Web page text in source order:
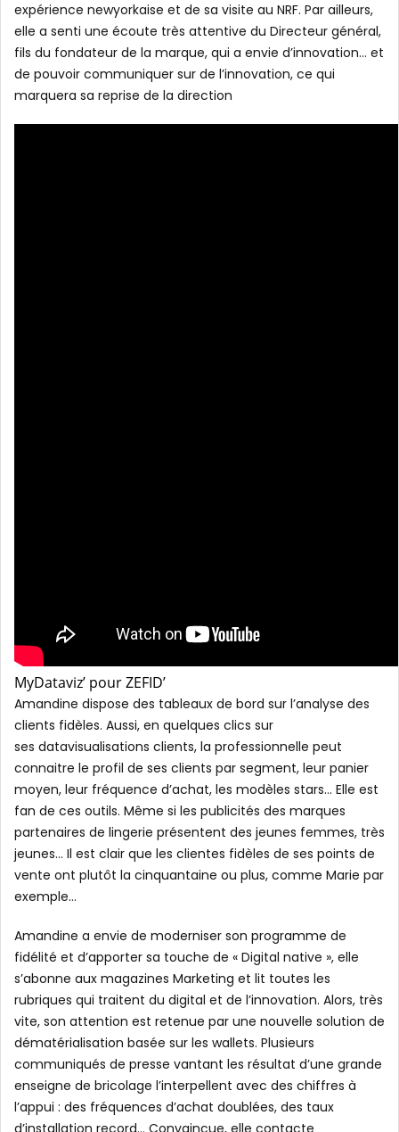
expérience newyorkaise et de sa visite au NRF. Par ailleurs,
elle a senti une écoute très attentive du Directeur général,
fils du fondateur de la marque, qui a envie d’innovation… et
de pouvoir communiquer sur de l’innovation, ce qui
marquera sa reprise de la direction
MyDataviz’ pour ZEFID’
Amandine dispose des tableaux de bord sur l’analyse des
clients fidèles. Aussi, en quelques clics sur
ses datavisualisations clients, la professionnelle peut
connaitre le profil de ses clients par segment, leur panier
moyen, leur fréquence d’achat, les modèles stars… Elle est
fan de ces outils. Même si les publicités des marques
partenaires de lingerie présentent des jeunes femmes, très
jeunes… Il est clair que les clientes fidèles de ses points de
vente ont plutôt la cinquantaine ou plus, comme Marie par
exemple…
Amandine a envie de moderniser son programme de
fidélité et d’apporter sa touche de « Digital native », elle
s’abonne aux magazines Marketing et lit toutes les
rubriques qui traitent du digital et de l’innovation. Alors, très
vite, son attention est retenue par une nouvelle solution de
dématérialisation basée sur les wallets. Plusieurs
communiqués de presse vantant les résultat d’une grande
enseigne de bricolage l’interpellent avec des chiffres à
l’appui : des fréquences d’achat doublées, des taux